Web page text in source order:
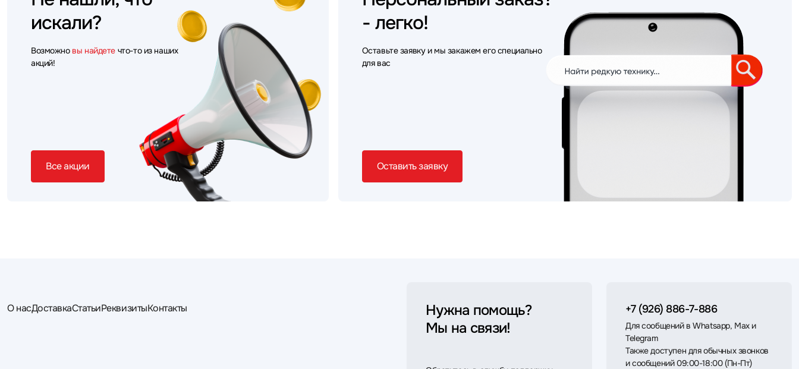
искали?
Возможно вы найдете что-то из наших
акций!
Все акции
- легко!
Оставьте заявку и мы закажем его специально
для вас
Оставить заявку
О насДоставкаСтатьиРеквизитыКонтакты
Нужна помощь?
Мы на связи!
+7 (926) 886-7-886
Для сообщений в Whatsapp, Max и
Telegram
Также доступен для обычных звонков
и сообщений 09:00-18:00 (Пн-Пт)